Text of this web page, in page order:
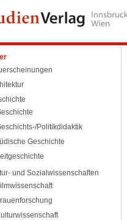
Politikdidaktik
Geschichte
und Sozialwissenschaften